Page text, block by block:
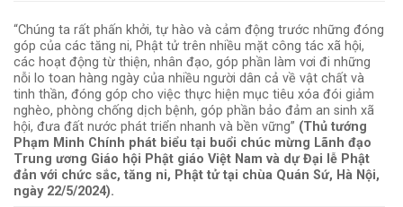
“Chúng ta rất phấn khởi, tự hào và cảm động trước những đóng
góp của các tăng ni, Phật tử trên nhiều mặt công tác xã hội,
các hoạt động từ thiện, nhân đạo, góp phần làm vơi đi những
nỗi lo toan hàng ngày của nhiều người dân cả về vật chất và
tinh thần, đóng góp cho việc thực hiện mục tiêu xóa đói giảm
nghèo, phòng chống dịch bệnh, góp phần bảo đảm an sinh xã
hội, đưa đất nước phát triển nhanh và bền vững” (Thủ tướng
Phạm Minh Chính phát biểu tại buổi chúc mừng Lãnh đạo
Trung ương Giáo hội Phật giáo Việt Nam và dự Đại lễ Phật
đản với chức sắc, tăng ni, Phật tử tại chùa Quán Sứ, Hà Nội,
ngày 22/5/2024).